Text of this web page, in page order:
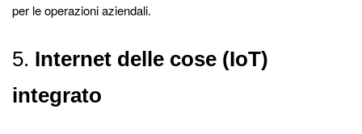
per le operazioni aziendali.
5. Internet delle cose (IoT)
integrato